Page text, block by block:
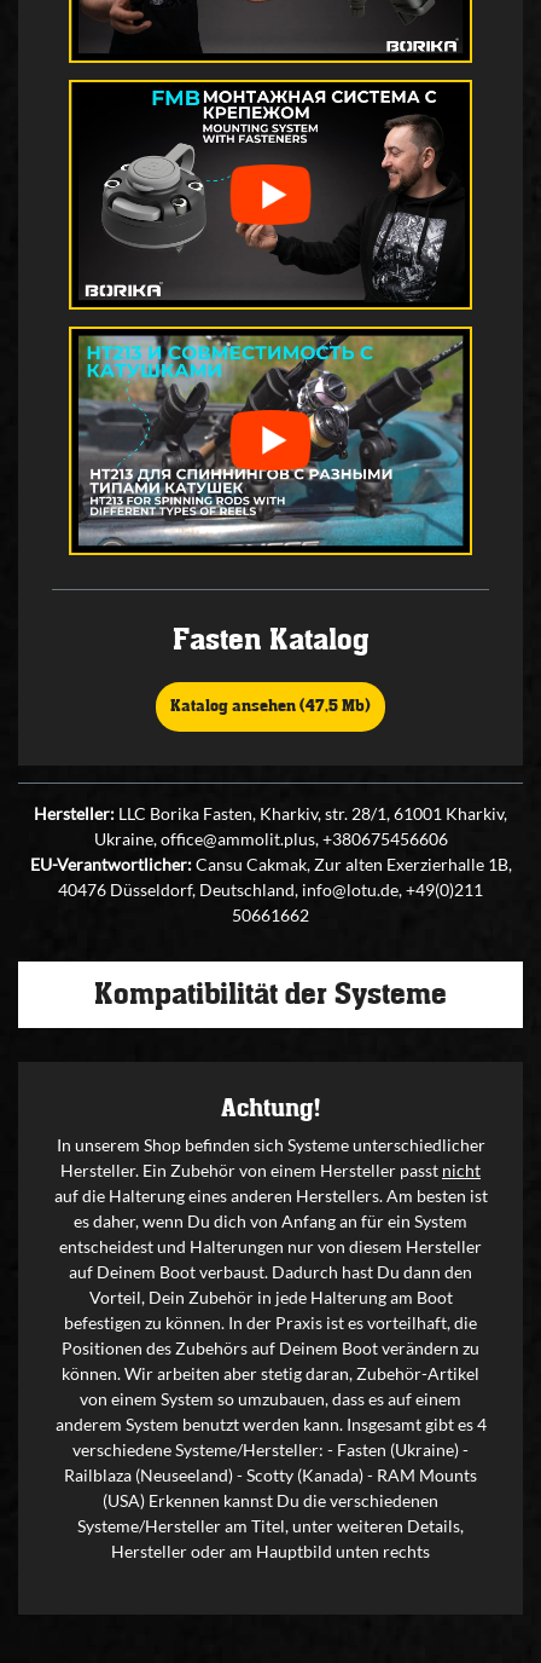
Fasten Katalog
Katalog ansehen (47,5 Mb)
Hersteller: LLC Borika Fasten, Kharkiv, str. 28/1, 61001 Kharkiv,
Ukraine, office@ammolit.plus, +380675456606
EU-Verantwortlicher:Cansu Cakmak, Zur alten Exerzierhalle 1B,
40476 Düsseldorf, Deutschland, info@lotu.de, +49(0)211
50661662
Kompatibilität der Systeme
Achtung!
In unserem Shop befinden sich Systeme unterschiedlicher
Hersteller. Ein Zubehör von einem Hersteller passt nicht
auf die Halterung eines anderen Herstellers. Am besten ist
es daher, wenn Du dich von Anfang an für ein System
entscheidest und Halterungen nur von diesem Hersteller
auf Deinem Boot verbaust. Dadurch hast Du dann den
Vorteil, Dein Zubehör in jede Halterung am Boot
befestigen zu können. In der Praxis ist es vorteilhaft, die
Positionen des Zubehörs auf Deinem Boot verändern zu
können. Wir arbeiten aber stetig daran, Zubehör-Artikel
von einem System so umzubauen, dass es auf einem
anderem System benutzt werden kann. Insgesamt gibt es 4
verschiedene Systeme/Hersteller: - Fasten (Ukraine) -
Railblaza (Neuseeland) - Scotty (Kanada) - RAM Mounts
(USA) Erkennen kannst Du die verschiedenen
Systeme/Hersteller am Titel, unter weiteren Details,
Hersteller oder am Hauptbild unten rechts